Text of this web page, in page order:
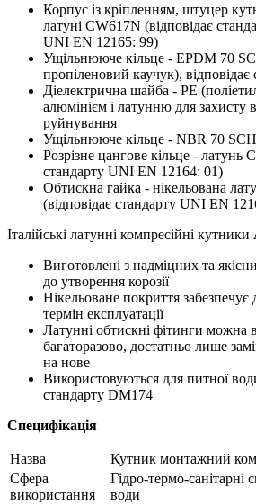
Корпус із кріпленням, штуцер
латуні CW617N (відповідає
UNI EN 12165: 99)
Ущільнююче кільце - EPDM 70
пропіленовий каучук), відповідає
Діелектрична шайба - PE
алюмінієм і латунню для захисту
руйнування
Ущільнююче кільце - NBR 70
Розрізне цангове кільце - латунь
стандарту UNI EN 12164: 01)
Обтискна гайка - нікельована
(відповідає стандарту UNI EN
Італійські латунні компресійні кутники
Виготовлені з надміцних та
до утворення корозії
Нікельоване покриття
термін експлуатації
Латунні обтискні фітинги можна
багаторазово, достатньо лише
на нове
Використовуються для питної
стандарту DM174
Специфікація
Назва
Кутник монтажний
Сфера
використання
Гідро-термо-санітарні
води